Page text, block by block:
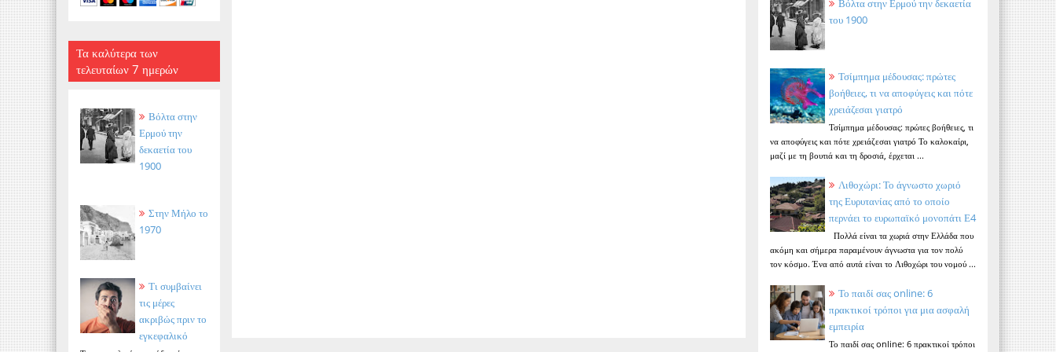
Τα καλύτερα των
τελευταίων 7 ημερών
Βόλτα στην
Ερμού την
δεκαετία του
1900
Στην Μήλο το
1970
Τι συμβαίνει
τις μέρες
ακριβώς πριν το
εγκεφαλικό
Βόλτα στην Ερμού την δεκαετία
του 1900
Τσίμπημα μέδουσας: πρώτες
βοήθειες, τι να αποφύγεις και πότε
χρειάζεσαι γιατρό
Τσίμπημα μέδουσας: πρώτες βοήθειες, τι
να αποφύγεις και πότε χρειάζεσαι γιατρό Το καλοκαίρι,
μαζί με τη βουτιά και τη δροσιά, έρχεται ...
Λιθοχώρι: Το άγνωστο χωριό
της Ευρυτανίας από το οποίο
περνάει το ευρωπαϊκό μονοπάτι Ε4
Πολλά είναι τα χωριά στην Ελλάδα που
ακόμη και σήμερα παραμένουν άγνωστα για τον πολύ
τον κόσμο. Ένα από αυτά είναι το Λιθοχώρι του νομού ...
Το παιδί σας online: 6
πρακτικοί τρόποι για μια ασφαλή
εμπειρία
Το παιδί σας online: 6 πρακτικοί τρόποι